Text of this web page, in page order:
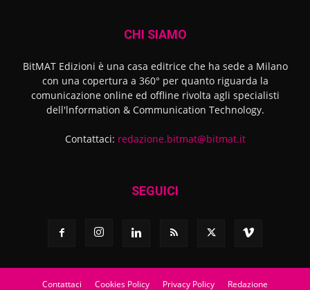
CHI SIAMO
BitMAT Edizioni è una casa editrice che ha sede a Milano
con una copertura a 360° per quanto riguarda la
comunicazione online ed offline rivolta agli specialisti
dell'lnformation & Communication Technology.
Contattaci: redazione.bitmat@bitmat.it
SEGUICI
Contattaci Cookies Policy Privacy Policy Redazione